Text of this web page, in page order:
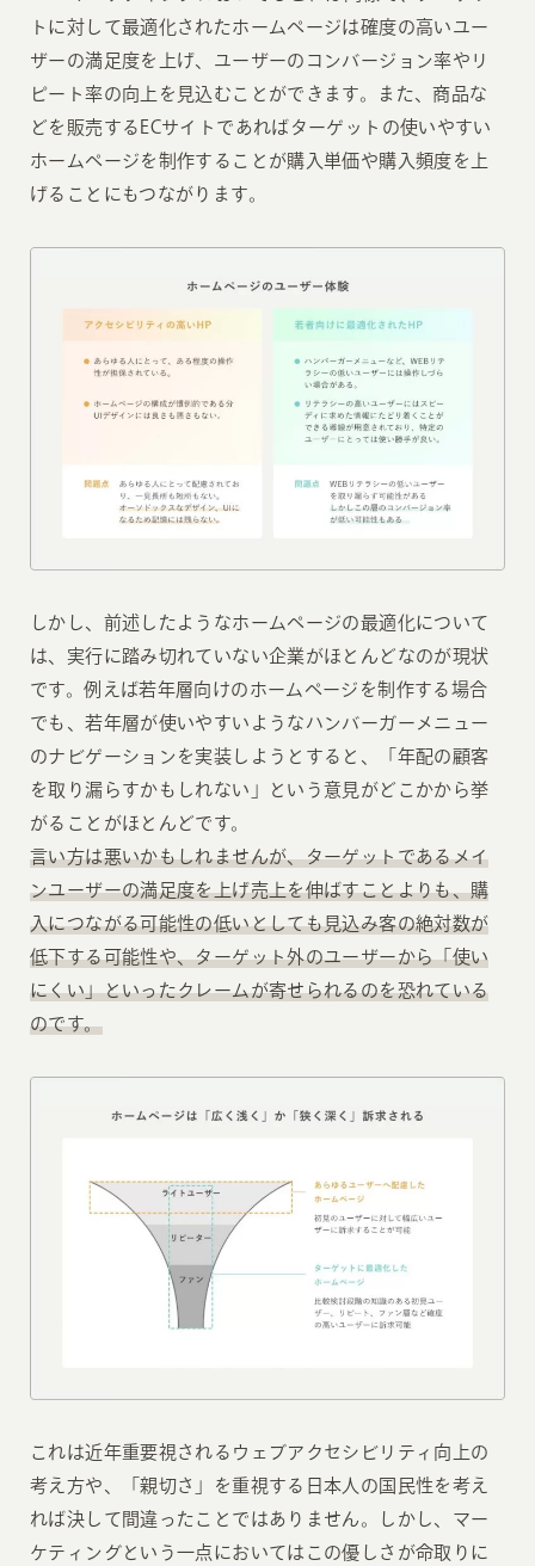
トに対して最適化されたホームページは確度の高いユー
ザーの満足度を上げ、ユーザーのコンバージョン率やリ
ピート率の向上を見込むことができます。また、商品な
どを販売するECサイトであればターゲットの使いやすい
ホームページを制作することが購入単価や購入頻度を上
げることにもつながります。
しかし、前述したようなホームページの最適化について
は、実行に踏み切れていない企業がほとんどなのが現状
です。例えば若年層向けのホームページを制作する場合
でも、若年層が使いやすいようなハンバーガーメニュー
のナビゲーションを実装しようとすると、「年配の顧客
を取り漏らすかもしれない」という意見がどこかから挙
がることがほとんどです。
言い方は悪いかもしれませんが、ターゲットであるメイ
ンユーザーの満足度を上げ売上を伸ばすことよりも、購
入につながる可能性の低いとしても見込み客の絶対数が
低下する可能性や、ターゲット外のユーザーから「使い
にくい」といったクレームが寄せられるのを恐れている
のです。
これは近年重要視されるウェブアクセシビリティ向上の
考え方や、「親切さ」を重視する日本人の国民性を考え
れば決して間違ったことではありません。しかし、マー
ケティングという一点においてはこの優しさが命取りに